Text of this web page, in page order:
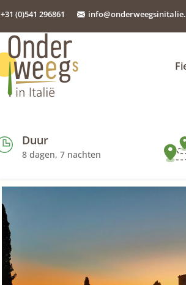
+31 (0)541 296861
Duur
8 dagen, 7 nachten